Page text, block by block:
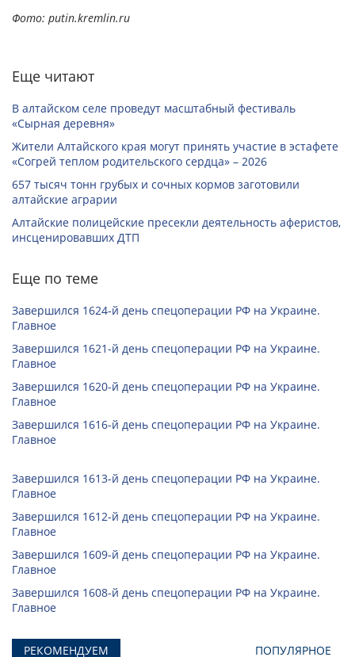
Фото: putin.kremlin.ru
Еще читают
В алтайском селе проведут масштабный фестиваль
«Сырная деревня»
Жители Алтайского края могут принять участие в эстафете
«Согрей теплом родительского сердца» – 2026
657 тысяч тонн грубых и сочных кормов заготовили
алтайские аграрии
Алтайские полицейские пресекли деятельность аферистов,
инсценировавших ДТП
Еще по теме
Завершился 1624-й день спецоперации РФ на Украине.
Главное
Завершился 1621-й день спецоперации РФ на Украине.
Главное
Завершился 1620-й день спецоперации РФ на Украине.
Главное
Завершился 1616-й день спецоперации РФ на Украине.
Главное
Завершился 1613-й день спецоперации РФ на Украине.
Главное
Завершился 1612-й день спецоперации РФ на Украине.
Главное
Завершился 1609-й день спецоперации РФ на Украине.
Главное
Завершился 1608-й день спецоперации РФ на Украине.
Главное
РЕКОМЕНДУЕМ ПОПУЛЯРНОЕ